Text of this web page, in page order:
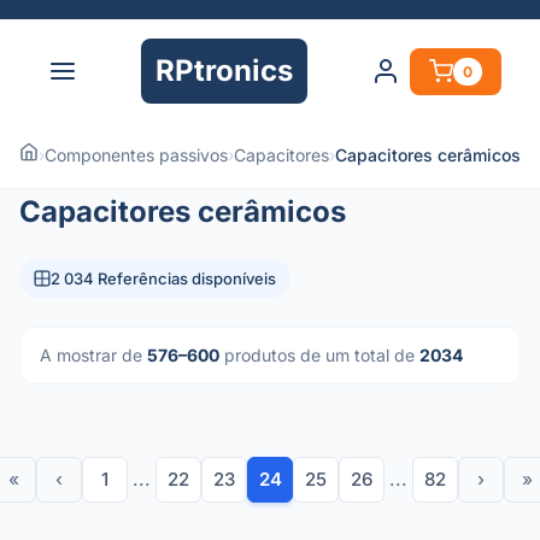
RPtronics 0
›Componentes passivos›Capacitores›Capacitores cerâmicos
Capacitores cerâmicos
2 034 Referências disponíveis
A mostrar de 576–600 produtos de um total de 2034
« ‹ 1 ... 22 23 24 25 26 ... 82 › »